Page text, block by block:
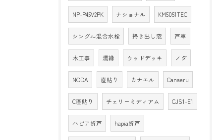
NP-P45V2PK ナショナル KM5051TEC
シングル混合水栓 掃き出し窓 戸車
木工事 濡縁 ウッドデッキ ノダ
NODA 直貼り カナエル Canaeru
C直貼り チェリーミディアム CJS1-E1
ハピア折戸 hapia折戸